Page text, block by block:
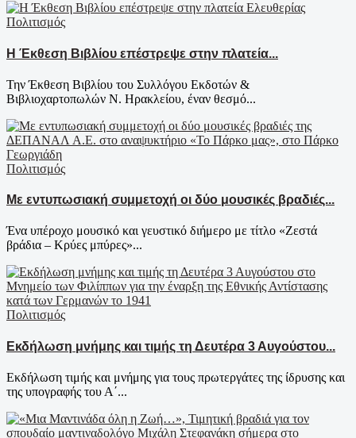
Πολιτισμός
Η Έκθεση Βιβλίου επέστρεψε στην πλατεία...
Την Έκθεση Βιβλίου του Συλλόγου Εκδοτών &
Βιβλιοχαρτοπωλών Ν. Ηρακλείου, έναν θεσμό...
Πολιτισμός
Με εντυπωσιακή συμμετοχή οι δύο μουσικές βραδιές...
Ένα υπέροχο μουσικό και γευστικό διήμερο με τίτλο «Ζεστά
βράδια – Κρύες μπύρες»...
Πολιτισμός
Εκδήλωση μνήμης και τιμής τη Δευτέρα 3 Αυγούστου...
Εκδήλωση τιμής και μνήμης για τους πρωτεργάτες της ίδρυσης και
της υπογραφής του Α΄...